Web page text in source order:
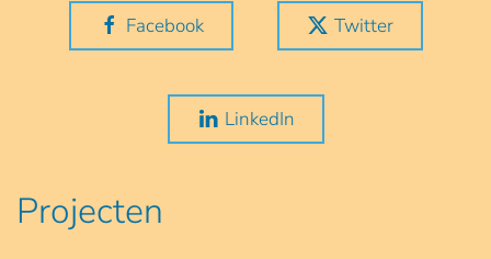
Facebook Twitter
LinkedIn
Projecten